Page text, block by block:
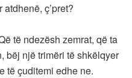
ç’pret?
të ndezësh zemrat, që ta
bëj një trimëri të shkëlqyer
të çuditemi edhe ne.